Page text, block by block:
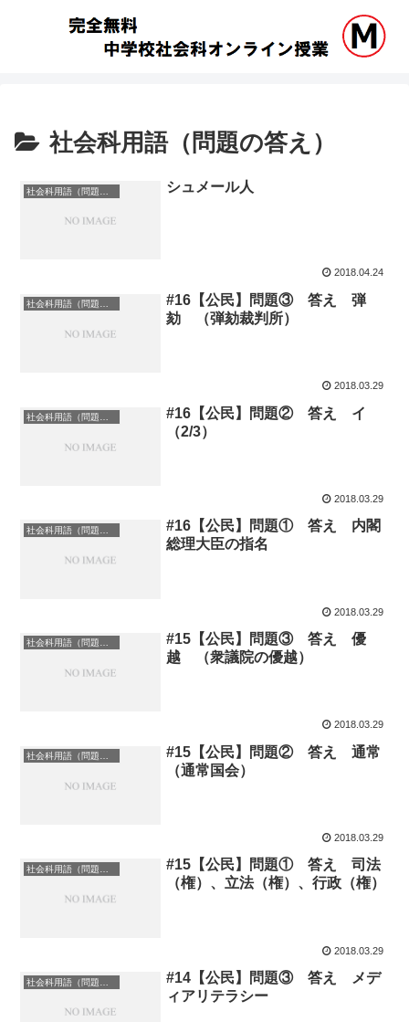
社会科用語（問題の答え）
シュメール人
2018.04.24
社会科用語（問題の答え）
#16【公民】問題③ 答え 弾
劾 （弾劾裁判所）
2018.03.29
#16【公民】問題② 答え イ
（2/3）
2018.03.29
#16【公民】問題① 答え 内閣
総理大臣の指名
2018.03.29
社会科用語（問題の答え）
#15【公民】問題③ 答え 優
越 （衆議院の優越）
2018.03.29
#15【公民】問題② 答え 通常
（通常国会）
2018.03.29
#15【公民】問題① 答え 司法
（権）、立法（権）、行政（権）
2018.03.29
#14【公民】問題③ 答え メデ
ィアリテラシー